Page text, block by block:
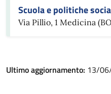
Scuola e politiche
Via Pillio, 1 Medicina
Ultimo aggiornamento: 13/